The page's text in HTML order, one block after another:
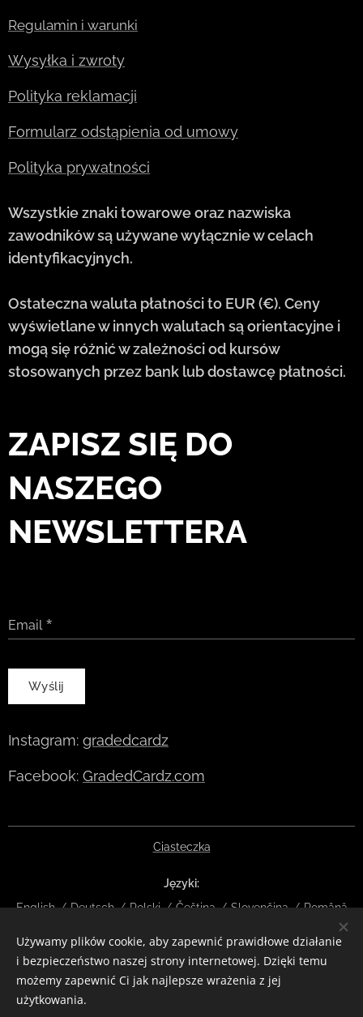
Regulamin i warunki
Wysyłka i zwroty
Polityka reklamacji
Formularz odstąpienia od umowy
Polityka prywatności
Wszystkie znaki towarowe oraz nazwiska
zawodników są używane wyłącznie w celach
identyfikacyjnych.
Ostateczna waluta płatności to EUR (€). Ceny
wyświetlane w innych walutach są orientacyjne i
mogą się różnić w zależności od kursów
stosowanych przez bank lub dostawcę płatności.
ZAPISZ SIĘ DO
NASZEGO
NEWSLETTERA
Email
Wyślij
Instagram: gradedcardz
Facebook: GradedCardz.com
Ciasteczka
Języki
English
Deutsch Polski Čeština Slovenčina Română
Waluty
EUR €
CZK Kč DKK kr NOK kr GBP £ SEK kr
CHF
HUF Ft
ISK kr USD $ PLN zł RON lei
Używamy plików cookie, aby zapewnić prawidłowe działanie
i bezpieczeństwo naszej strony internetowej. Dzięki temu
możemy zapewnić Ci jak najlepsze wrażenia z jej
użytkowania.